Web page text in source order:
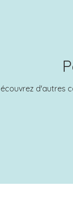
d'autres